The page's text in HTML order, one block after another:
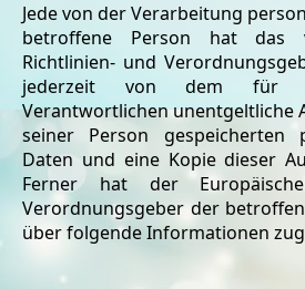
Jede von der Verarbeitung
betroffene Person hat das
Richtlinien- und
jederzeit von dem für
Verantwortlichen unentgeltliche
seiner Person gespeicherten
Daten und eine Kopie dieser
Ferner hat der
Verordnungsgeber der
über folgende Informationen